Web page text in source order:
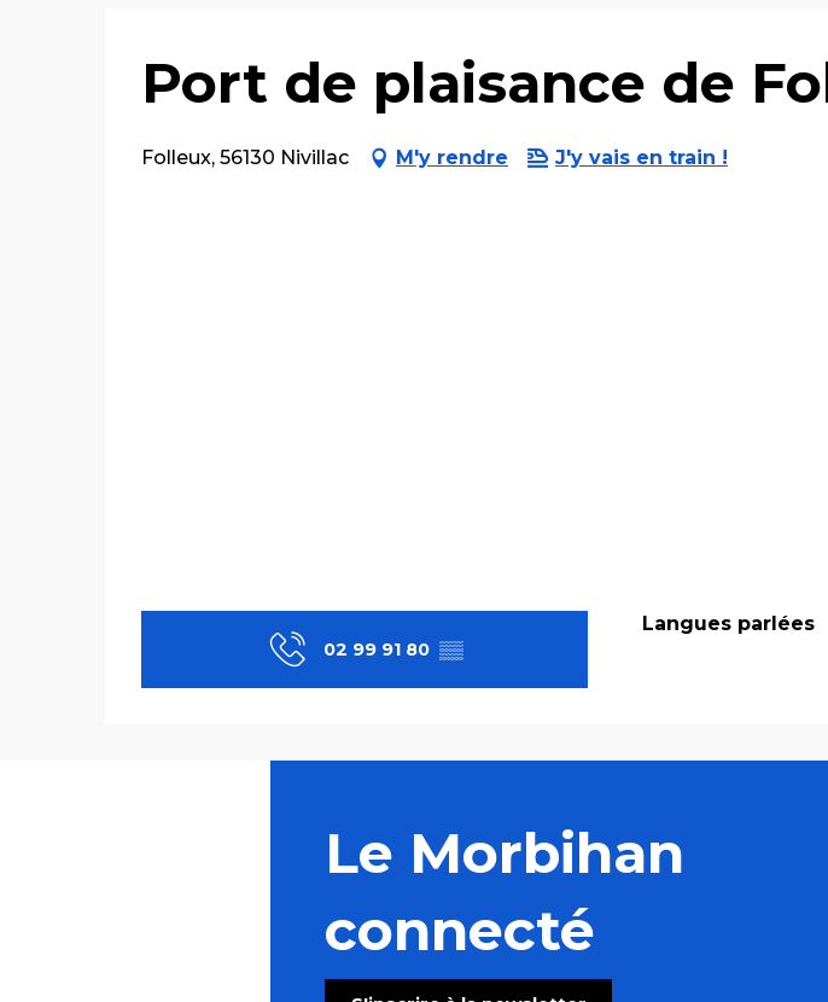
Port de plaisance de
Folleux, 56130 Nivillac M'y rendre J'y vais en train !
02 99 91 80 ▒▒
Langues parlées
Langues parlées
Le Morbihan
connecté